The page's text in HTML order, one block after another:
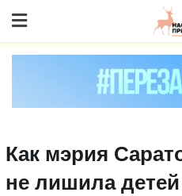
to content
Как мэрия
не лишила детей